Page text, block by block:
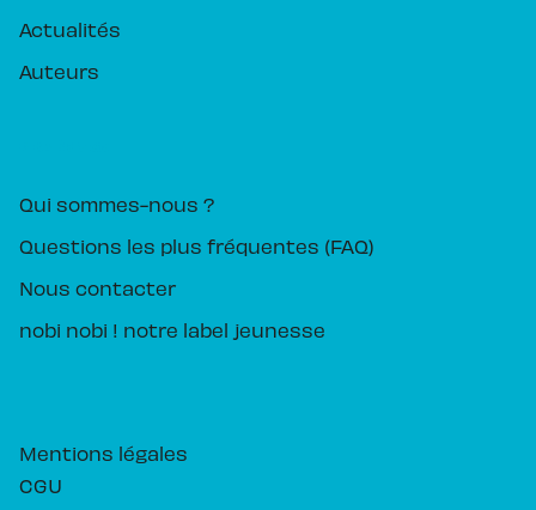
Actualités
Auteurs
Qui sommes-nous ?
Questions les plus fréquentes (FAQ)
Nous contacter
nobi nobi ! notre label jeunesse
Mentions légales
CGU